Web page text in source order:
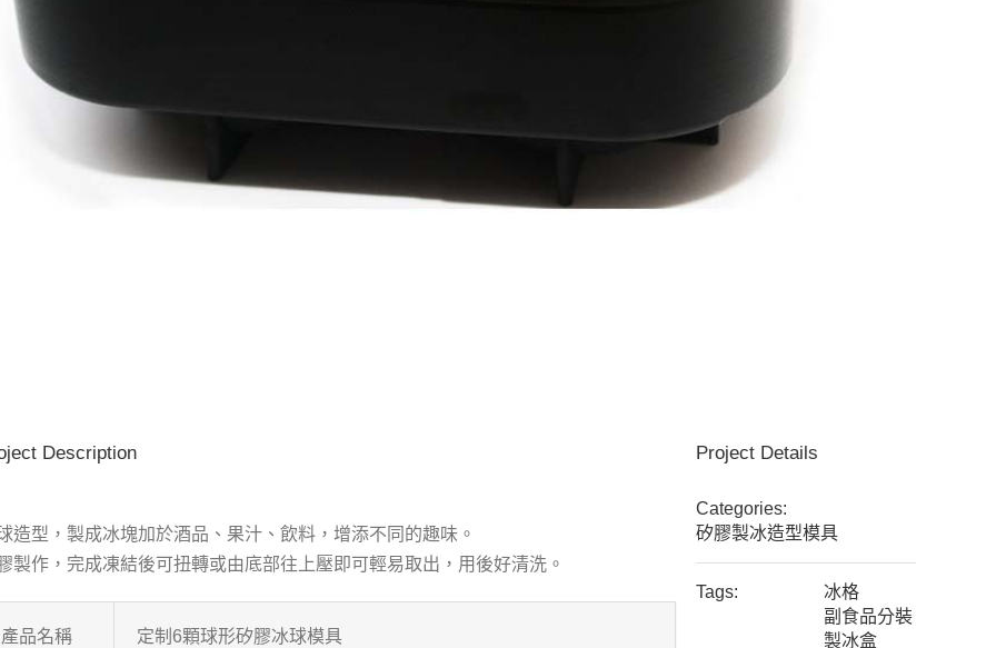
Description
造型，製成冰塊加於酒品、果汁、飲料，增添不同的趣味。
製作，完成凍結後可扭轉或由底部往上壓即可輕易取出，用後好清洗。
產品名稱 定制6顆球形矽膠冰球模具
Project Details
Categories:
矽膠製冰造型模具
Tags:
冰格
副食品分裝
製冰盒